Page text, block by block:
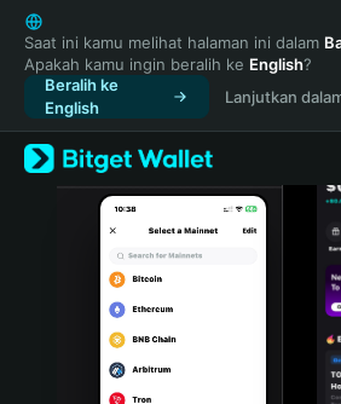
English
日本語
Tiếng Việt
Русский
Español (Latinoamérica)
Türkçe
Italiano
Português (Portugal)
Bahasa Indonesia
Saat ini kamu melihat halaman ini dalam
Apakah kamu ingin beralih ke English?
Beralih ke
English
Lanjutkan